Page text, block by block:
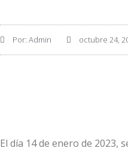
Por: Admin octubre 24,
El día 14 de enero de 2023,